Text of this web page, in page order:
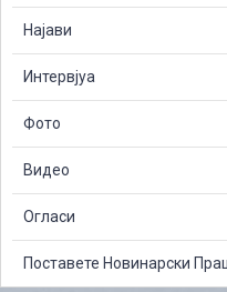
Најави
Интервјуа
Фото
Видео
Огласи
Поставете Новинарски